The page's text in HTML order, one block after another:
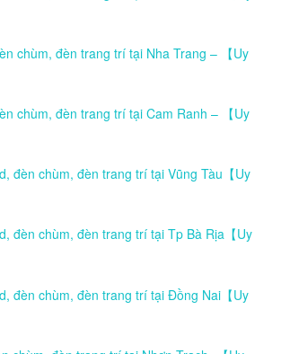
chùm, đèn trang trí tại Nha Trang – 【Uy
chùm, đèn trang trí tại Cam Ranh – 【Uy
đèn chùm, đèn trang trí tại Vũng Tàu【Uy
đèn chùm, đèn trang trí tại Tp Bà Rịa【Uy
đèn chùm, đèn trang trí tại Đồng Nai【Uy